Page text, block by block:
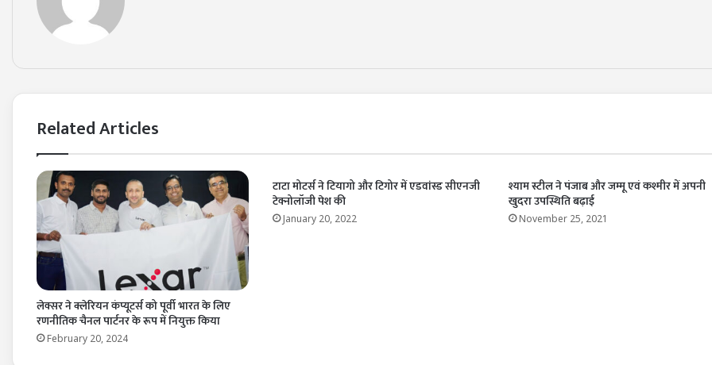
Related Articles
लेक्सर ने क्लेरियन कंप्यूटर्स को पूर्वी भारत के लिए
रणनीतिक चैनल पार्टनर के रूप में नियुक्त किया
February 20, 2024
टाटा मोटर्स ने टियागो और टिगोर में एडवांस्ड सीएनजी
टेक्नोलॉजी पेश की
January 20, 2022
श्याम स्टील ने पंजाब और जम्मू एवं कश्मीर में अपनी
खुदरा उपस्थिति बढ़ाई
November 25, 2021